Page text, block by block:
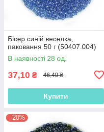
Бісер синій веселка,
паковання 50 г (50407.004)
В наявності 28 од.
37,10 ₴ 46,40 ₴
Купити
–20%